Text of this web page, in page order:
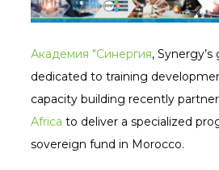
Академия "Синергия,
dedicated to training
capacity building recently
Africa to deliver a specialized
sovereign fund in Morocco.